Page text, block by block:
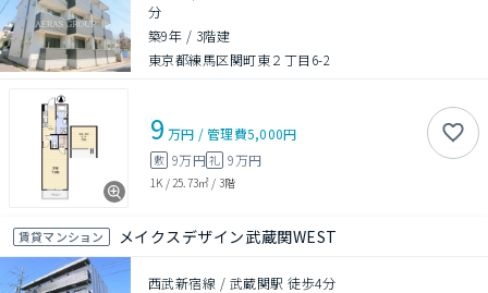
分
築9年 / 3階建
東京都練馬区関町東２丁目6-2
9 万円 /管理費5,000円
敷 9万円礼 9万円
1K / 25.73㎡ / 3階
賃貸マンション メイクスデザイン武蔵関WEST
西武新宿線 / 武蔵関駅 徒歩4分